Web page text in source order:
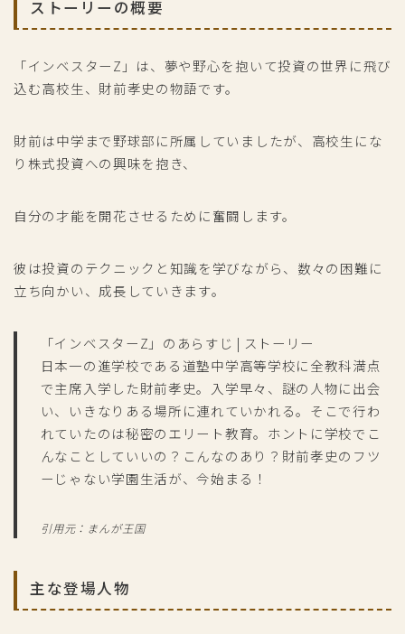
ストーリーの概要
「インベスターZ」は、夢や野心を抱いて投資の世界に飛び
込む高校生、財前孝史の物語です。
財前は中学まで野球部に所属していましたが、高校生にな
り株式投資への興味を抱き、
自分の才能を開花させるために奮闘します。
彼は投資のテクニックと知識を学びながら、数々の困難に
立ち向かい、成長していきます。
「インベスターZ」のあらすじ | ストーリー
日本一の進学校である道塾中学高等学校に全教科満点
で主席入学した財前孝史。入学早々、謎の人物に出会
い、いきなりある場所に連れていかれる。そこで行わ
れていたのは秘密のエリート教育。ホントに学校でこ
んなことしていいの？こんなのあり？財前孝史のフツ
ーじゃない学園生活が、今始まる！
引用元：まんが王国
主な登場人物